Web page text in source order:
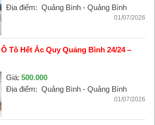
Địa điểm: Quảng Bình - Quảng Bình
01/07/2026
Tô Hết Ắc Quy Quảng Bình 24/24 –
Giá: 500.000
Địa điểm: Quảng Bình - Quảng Bình
01/07/2026